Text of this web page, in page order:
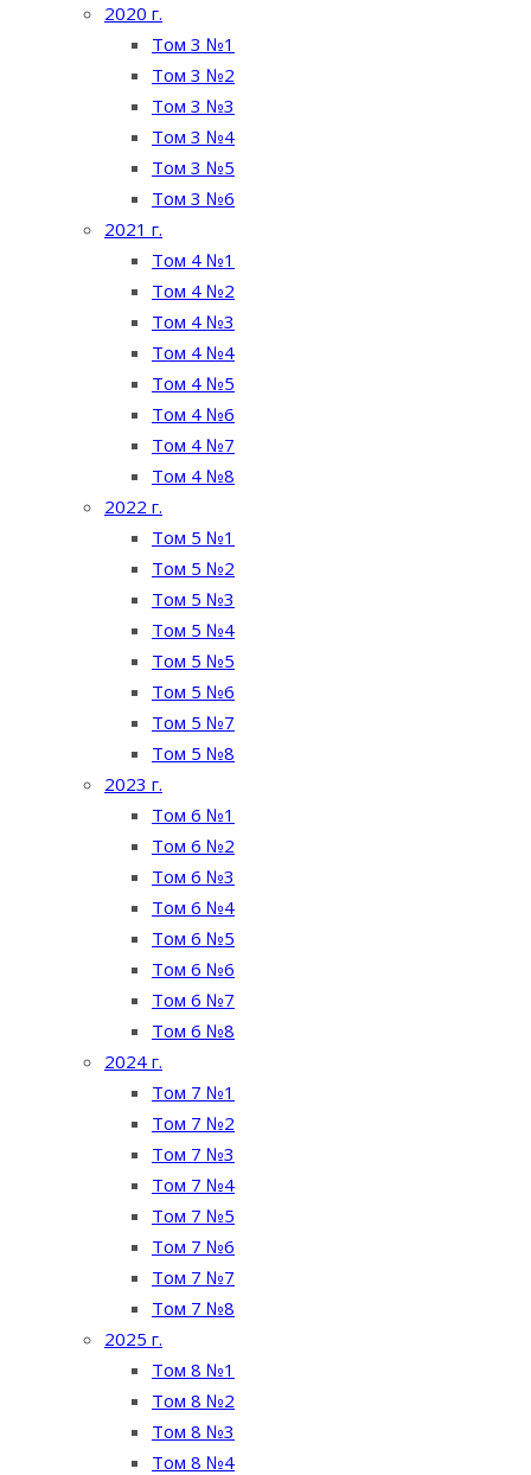
2020 г.
Том 3 №1
Том 3 №2
Том 3 №3
Том 3 №4
Том 3 №5
Том 3 №6
2021 г.
Том 4 №1
Том 4 №2
Том 4 №3
Том 4 №4
Том 4 №5
Том 4 №6
Том 4 №7
Том 4 №8
2022 г.
Том 5 №1
Том 5 №2
Том 5 №3
Том 5 №4
Том 5 №5
Том 5 №6
Том 5 №7
Том 5 №8
2023 г.
Том 6 №1
Том 6 №2
Том 6 №3
Том 6 №4
Том 6 №5
Том 6 №6
Том 6 №7
Том 6 №8
2024 г.
Том 7 №1
Том 7 №2
Том 7 №3
Том 7 №4
Том 7 №5
Том 7 №6
Том 7 №7
Том 7 №8
2025 г.
Том 8 №1
Том 8 №2
Том 8 №3
Том 8 №4